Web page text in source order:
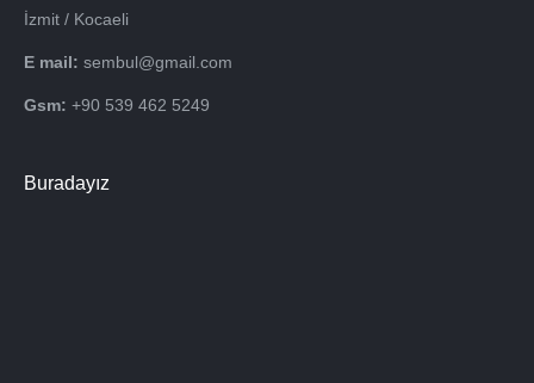
İzmit / Kocaeli
E mail: sembul@gmail.com
Gsm: +90 539 462 5249
Buradayız